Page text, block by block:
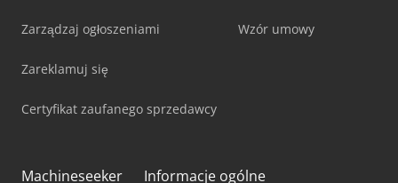
Zarządzaj ogłoszeniami
Zareklamuj się
Certyfikat zaufanego sprzedawcy
Wzór umowy
Machineseeker Informacje ogólne